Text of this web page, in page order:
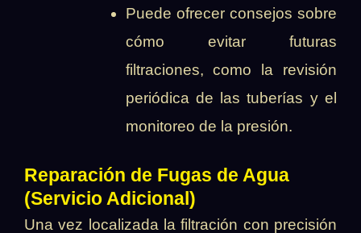
Puede ofrecer consejos sobre
cómo evitar futuras
filtraciones, como la revisión
periódica de las tuberías y el
monitoreo de la presión.
Reparación de Fugas de Agua
(Servicio Adicional)
Una vez localizada la filtración con precisión